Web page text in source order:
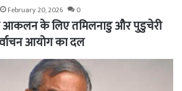
February 20, 2026 0
आकलन के लिए तमिलनाडु और पुडुचेरी
आयोग का दल